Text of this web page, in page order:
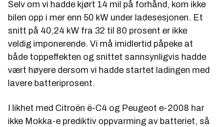
Selv om vi hadde kjørt 14 mil på forhånd, kom ikke
bilen opp i mer enn 50 kW under ladesesjonen. Et
snitt på 40,24 kW fra 32 til 80 prosent er ikke
veldig imponerende. Vi må imidlertid påpeke at
både toppeffekten og snittet sannsynligvis hadde
vært høyere dersom vi hadde startet ladingen med
lavere batteriprosent.
I likhet med Citroën ë-C4 og Peugeot e-2008 har
ikke Mokka-e prediktiv oppvarming av batteriet, så